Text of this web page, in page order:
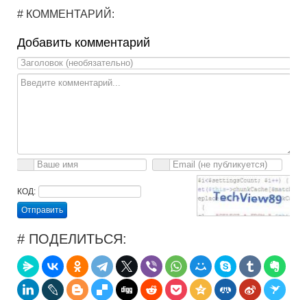
# КОММЕНТАРИЙ:
Добавить комментарий
КОД:
Отправить
# ПОДЕЛИТЬСЯ: